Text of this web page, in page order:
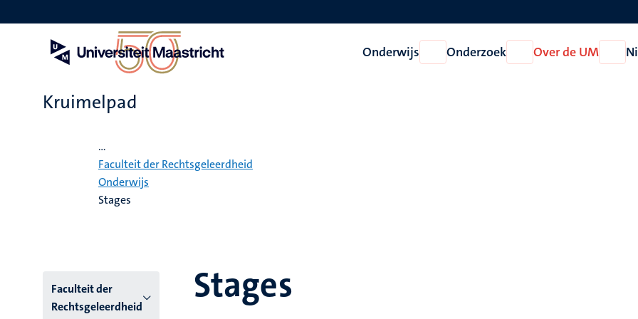
en
Onderwijs
Open
Onderwijs
Onderzoek
Open
Onderzoek
Over de UM
Open
Over
Kruimelpad
...
Faculteit der Rechtsgeleerdheid
Onderwijs
Stages
Hoofmenu
Faculteit der
Rechtsgeleerdheid
Stages